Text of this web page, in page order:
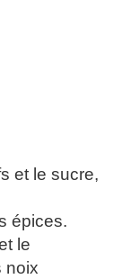
et le sucre,
épices.
le
noix